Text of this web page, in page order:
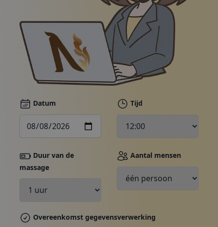
Online winkel
Bel ons
Bonnen
Boeken, contact opnemen
Datum Tijd
Duur van de
massage
Aantal mensen
Overeenkomst gegevensverwerking